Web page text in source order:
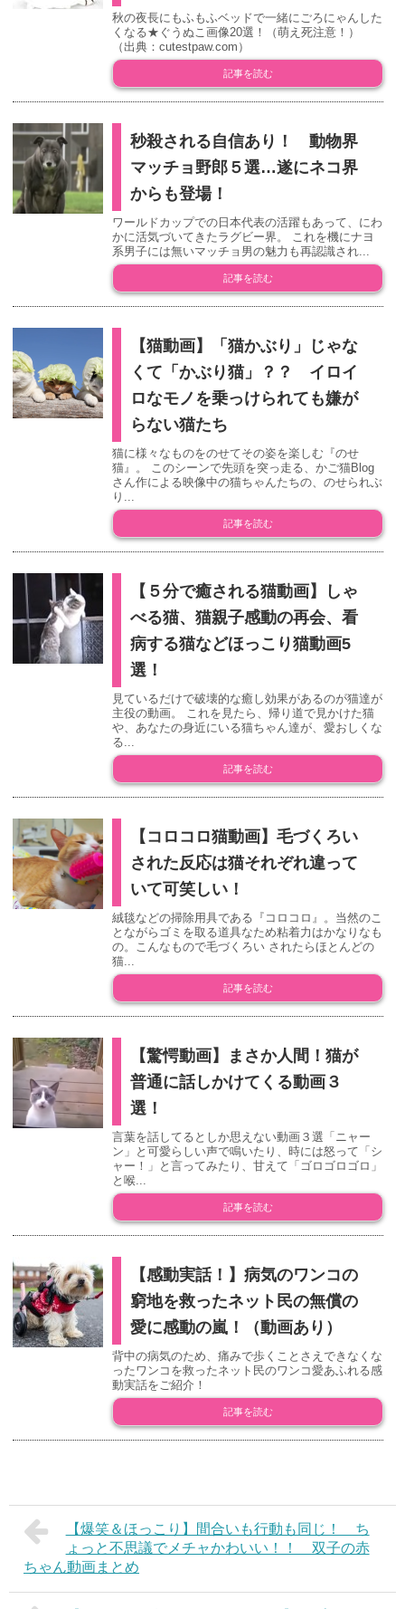
秋の夜長にもふもふベッドで一緒にごろにゃんした
くなる★ぐうぬこ画像20選！（萌え死注意！）
（出典：cutestpaw.com）
記事を読む
秒殺される自信あり！ 動物界
マッチョ野郎５選…遂にネコ界
からも登場！
ワールドカップでの日本代表の活躍もあって、にわ
かに活気づいてきたラグビー界。 これを機にナヨ
系男子には無いマッチョ男の魅力も再認識され...
記事を読む
【猫動画】「猫かぶり」じゃな
くて「かぶり猫」？？ イロイ
ロなモノを乗っけられても嫌が
らない猫たち
猫に様々なものをのせてその姿を楽しむ『のせ
猫』。 このシーンで先頭を突っ走る、かご猫Blog
さん作による映像中の猫ちゃんたちの、のせられぶ
り...
記事を読む
【５分で癒される猫動画】しゃ
べる猫、猫親子感動の再会、看
病する猫などほっこり猫動画5
選！
見ているだけで破壊的な癒し効果があるのが猫達が
主役の動画。 これを見たら、帰り道で見かけた猫
や、あなたの身近にいる猫ちゃん達が、愛おしくな
る...
記事を読む
【コロコロ猫動画】毛づくろい
された反応は猫それぞれ違って
いて可笑しい！
絨毯などの掃除用具である『コロコロ』。当然のこ
とながらゴミを取る道具なため粘着力はかなりなも
の。こんなもので毛づくろい されたらほとんどの
猫...
記事を読む
【驚愕動画】まさか人間！猫が
普通に話しかけてくる動画３
選！
言葉を話してるとしか思えない動画３選「ニャー
ン」と可愛らしい声で鳴いたり、時には怒って「シ
ャー！」と言ってみたり、甘えて「ゴロゴロゴロ」
と喉...
記事を読む
【感動実話！】病気のワンコの
窮地を救ったネット民の無償の
愛に感動の嵐！（動画あり）
背中の病気のため、痛みで歩くことさえできなくな
ったワンコを救ったネット民のワンコ愛あふれる感
動実話をご紹介！
記事を読む
【爆笑＆ほっこり】間合いも行動も同じ！ ち
ょっと不思議でメチャかわいい！！ 双子の赤
ちゃん動画まとめ